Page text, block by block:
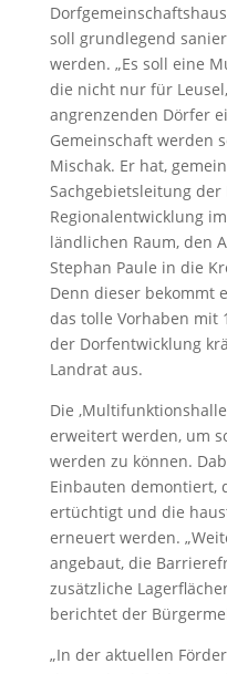
soll grundlegend
werden. „Es soll eine
die nicht nur für
angrenzenden Dörfer
Gemeinschaft werden
Mischak. Er hat,
Sachgebietsleitung der
Regionalentwicklung
ländlichen Raum, den
Stephan Paule in die
Denn dieser bekommt
das tolle Vorhaben mit
der Dorfentwicklung
Landrat aus.
Die
erweitert werden, um
werden zu können.
Einbauten demontiert,
ertüchtigt und die
erneuert werden.
angebaut, die
zusätzliche
berichtet der
„In der aktuellen